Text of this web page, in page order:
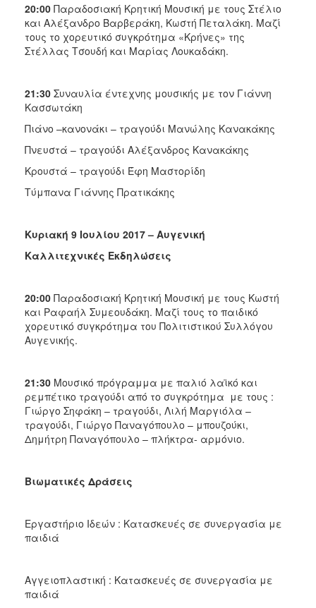
20:00 Παραδοσιακή Κρητική Μουσική με τους Στέλιο
και Αλέξανδρο Βαρβεράκη, Κωστή Πεταλάκη. Μαζί
τους το χορευτικό συγκρότημα «Κρήνες» της
Στέλλας Τσουδή και Μαρίας Λουκαδάκη.
21:30 Συναυλία έντεχνης μουσικής με τον Γιάννη
Κασσωτάκη
Πιάνο –κανονάκι – τραγούδι Μανώλης Κανακάκης
Πνευστά – τραγούδι Αλέξανδρος Κανακάκης
Κρουστά – τραγούδι Έφη Μαστορίδη
Τύμπανα Γιάννης Πρατικάκης
Κυριακή 9 Ιουλίου 2017 – Αυγενική
Καλλιτεχνικές Εκδηλώσεις
20:00 Παραδοσιακή Κρητική Μουσική με τους Κωστή
και Ραφαήλ Συμεουδάκη. Μαζί τους το παιδικό
χορευτικό συγκρότημα του Πολιτιστικού Συλλόγου
Αυγενικής.
21:30 Μουσικό πρόγραμμα με παλιό λαϊκό και
ρεμπέτικο τραγούδι από το συγκρότημα με τους :
Γιώργο Σηφάκη – τραγούδι, Λιλή Μαργιόλα –
τραγούδι, Γιώργο Παναγόπουλο – μπουζούκι,
Δημήτρη Παναγόπουλο – πλήκτρα- αρμόνιο.
Βιωματικές Δράσεις
Εργαστήριο Ιδεών : Κατασκευές σε συνεργασία με
παιδιά
Αγγειοπλαστική : Κατασκευές σε συνεργασία με
παιδιά